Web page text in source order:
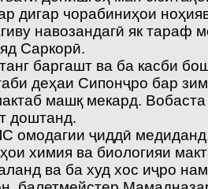
дигар чорабиниҳои
навозандагӣ як тараф
Саркорӣ.
баргашт ва ба касби
деҳаи Сипонҷро бар
машқ мекард.
доштанд.
ҷиддӣ
химия ва биологияи
ва ба худ хос иҷро